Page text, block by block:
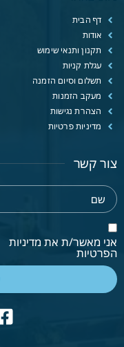
דף הבית
אודות
תקנון ותנאי שימוש
עגלת קניות
תשלום וסיום הזמנה
מעקב הזמנות
הצהרת נגישות
מדיניות פרטיות
צור קשר
אני מאשר/ת את מדיניות
הפרטיות